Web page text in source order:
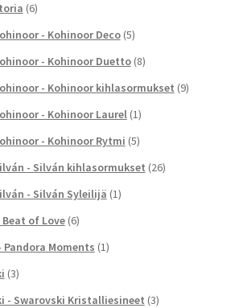
(6)
- Kohinoor Deco (5)
- Kohinoor Duetto (8)
- Kohinoor kihlasormukset (9)
- Kohinoor Laurel (1)
- Kohinoor Rytmi (5)
- Silván kihlasormukset (26)
- Silván Syleilijä (1)
of Love (6)
Pandora Moments (1)
(3)
- Swarovski Kristalliesineet (3)